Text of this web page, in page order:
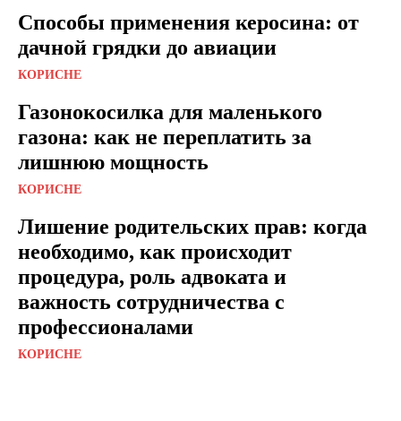
Способы применения керосина: от
дачной грядки до авиации
КОРИСНЕ
Газонокосилка для маленького
газона: как не переплатить за
лишнюю мощность
КОРИСНЕ
Лишение родительских прав: когда
необходимо, как происходит
процедура, роль адвоката и
важность сотрудничества с
профессионалами
КОРИСНЕ